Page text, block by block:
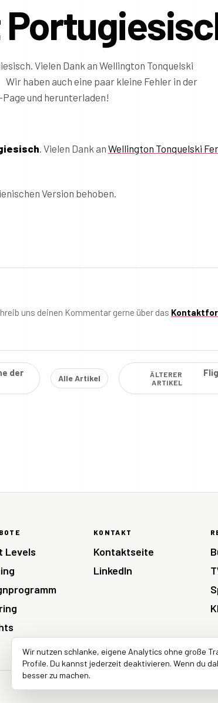
Vielen Dank an Wellington Tonquelski
haben auch eine paar kleine Fehler in der
und herunterladen!
. Vielen Dank an Wellington Tonquelski
Version behoben.
uns deinen Kommentar gerne über das
der
Alle Artikel
ÄLTERER
ARTIKEL
Levels
KONTAKT
Kontaktseite
LinkedIn
Wir nutzen schlanke, eigene Analytics ohne große
Profile. Du kannst jederzeit deaktivieren. Wenn du
besser zu machen.